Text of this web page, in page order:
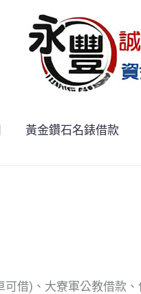
黃金鑽石名錶借款
借)、大寮軍公教借款